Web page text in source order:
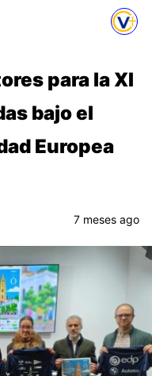
para la XI
bajo el
Europea
7 meses ago